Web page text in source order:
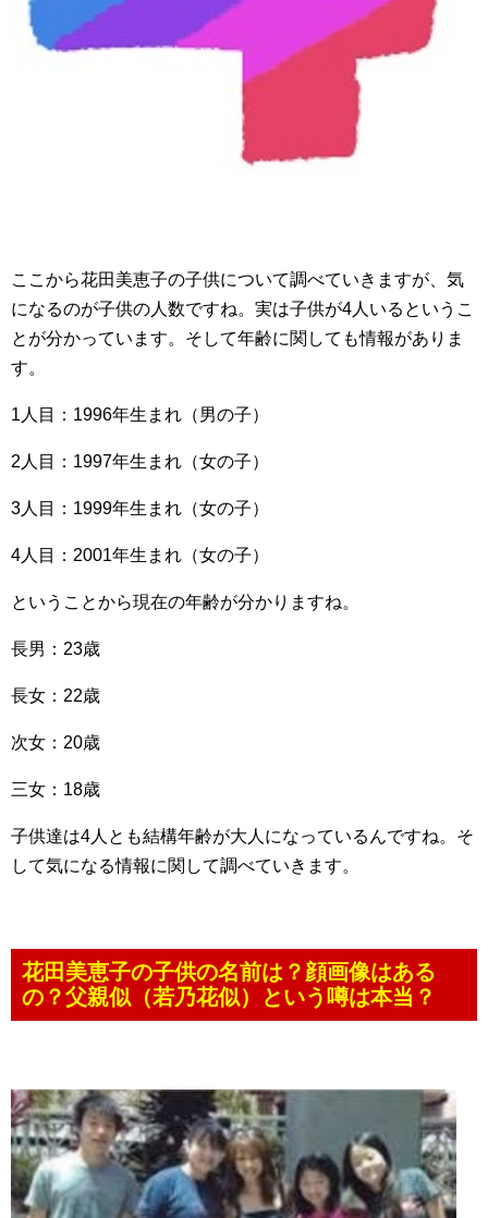
ここから花田美恵子の子供について調べていきますが、気
になるのが子供の人数ですね。実は子供が4人いるというこ
とが分かっています。そして年齢に関しても情報がありま
す。
1人目：1996年生まれ（男の子）
2人目：1997年生まれ（女の子）
3人目：1999年生まれ（女の子）
4人目：2001年生まれ（女の子）
ということから現在の年齢が分かりますね。
長男：23歳
長女：22歳
次女：20歳
三女：18歳
子供達は4人とも結構年齢が大人になっているんですね。そ
して気になる情報に関して調べていきます。
花田美恵子の子供の名前は？顔画像はある
の？父親似（若乃花似）という噂は本当？